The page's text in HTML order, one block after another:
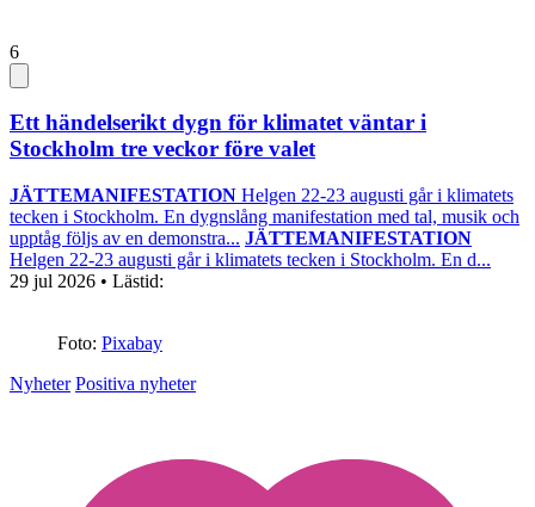
6
Ett händelserikt dygn för klimatet väntar i
Stockholm tre veckor före valet
JÄTTEMANIFESTATION Helgen 22-23 augusti går i klimatets
tecken i Stockholm. En dygnslång manifestation med tal, musik och
upptåg följs av en demonstra... JÄTTEMANIFESTATION
Helgen 22-23 augusti går i klimatets tecken i Stockholm. En d...
29 jul 2026 • Lästid:
Foto: Pixabay
Nyheter Positiva nyheter